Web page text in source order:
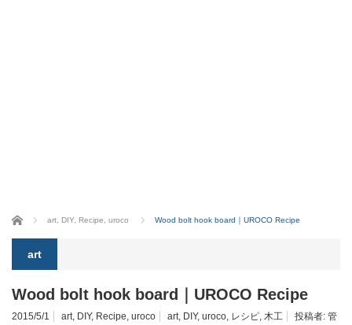
ホーム art DIY Recipe uroco Wood bolt hook board｜UROCO Recipe
art
Wood bolt hook board｜UROCO Recipe
2015/5/1 art, DIY, Recipe, uroco art, DIY, uroco, レシピ, 木工 投稿者: 管